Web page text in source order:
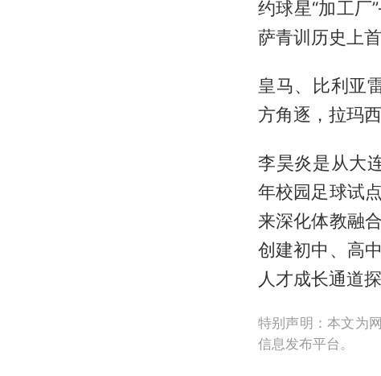
约球星“加工
萨青训历史上
皇马、比利亚
方角逐，拉玛
李昊炎是从大
年校园足球试
来深化体教融
创建初中、高
人才成长通道
特别声明：本文为
信息发布平台。